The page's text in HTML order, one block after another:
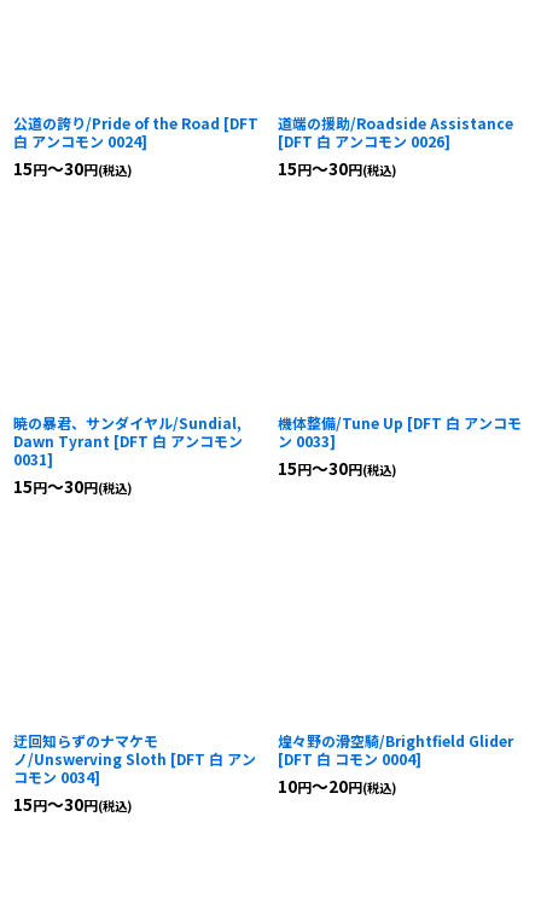
公道の誇り/Pride of the Road [DFT
白 アンコモン 0024]
15円～30円(税込)
道端の援助/Roadside Assistance
[DFT 白 アンコモン 0026]
15円～30円(税込)
暁の暴君、サンダイヤル/Sundial,
Dawn Tyrant [DFT 白 アンコモン
0031]
15円～30円(税込)
機体整備/Tune Up [DFT 白 アンコモ
ン 0033]
15円～30円(税込)
迂回知らずのナマケモ
ノ/Unswerving Sloth [DFT 白 アン
コモン 0034]
15円～30円(税込)
煌々野の滑空騎/Brightfield Glider
[DFT 白 コモン 0004]
10円～20円(税込)